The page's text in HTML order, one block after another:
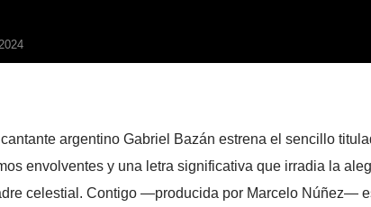
argentino Gabriel Bazán estrena el sencillo
envolventes y una letra significativa que irradia la
celestial. Contigo —producida por Marcelo Núñez—